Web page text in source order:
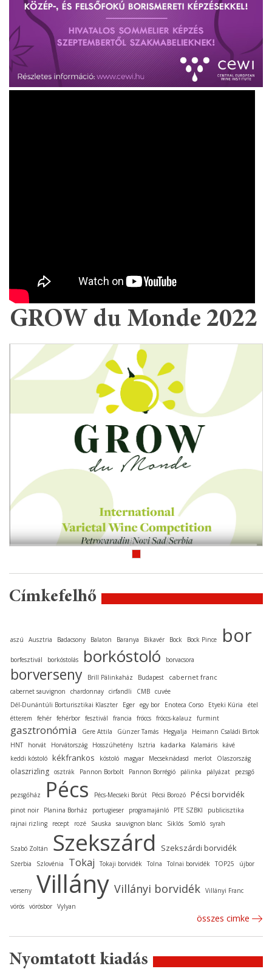
GROW du Monde 2022
Címkefelhő
aszú Ausztria Badacsony Balaton Baranya Bikavér Bock Bock Pince bor
borfesztivál borkóstolás borkóstoló borvacsora
borverseny Brill Pálinkaház Budapest cabernet franc
cabernet sauvignon chardonnay cirfandli CMB cuvée
Dél-Dunántúli Borturisztikai Klaszter
Eger egy bor Enoteca Corso Etyeki Kúria
étel
étterem
fehér fehérbor fesztivál francia fröccs fröccs-kalauz furmint
gasztronómia Gere Attila Günzer Tamás Hegyalja
Heimann Családi Birtok
HNT
horvát Horvátország Hosszúhetény Isztria kadarka Kalamáris
kávé
keddi kóstoló kékfrankos kóstoló magyar Mecseknádasd merlot Olaszország
olaszrizling osztrák Pannon Borbolt Pannon Borrégió pálinka pályázat pezsgő
pezsgőház Pécs Pécs-Mecseki Borút Pécsi Borozó Pécsi borvidék
pinot noir Planina Borház portugieser programajánló PTE SZBKI
publicisztika
rajnai rizling
recept rozé Sauska sauvignon blanc Siklós Somló syrah
Szabó Zoltán Szekszárd Szekszárdi borvidék
Szerbia Szlovénia Tokaj Tokaji borvidék Tolna Tolnai borvidék TOP25 újbor
verseny Villány Villányi borvidék Villányi Franc
vörös vörösbor Vylyan
összes cimke
Nyomtatott kiadás